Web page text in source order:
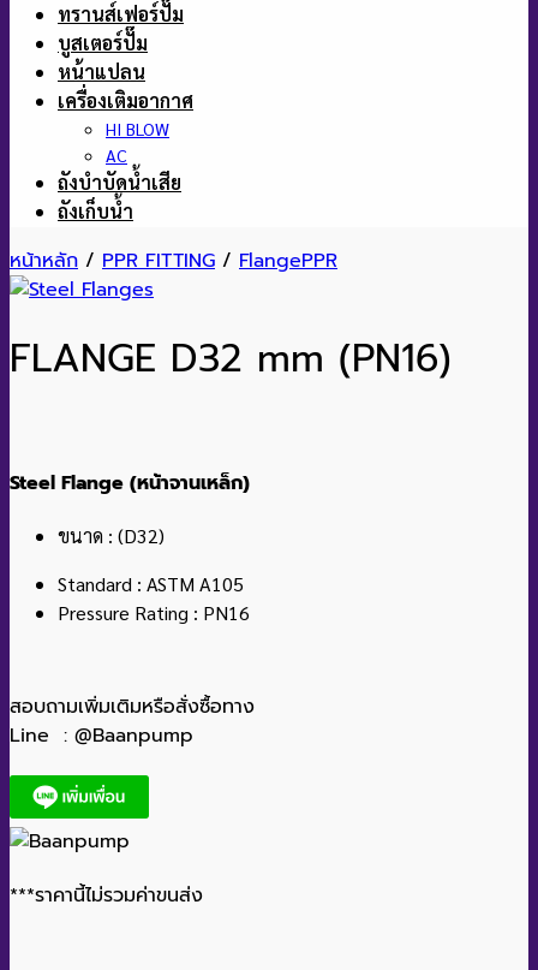
ทรานส์เฟอร์ปั๊ม
บูสเตอร์ปั๊ม
หน้าแปลน
เครื่องเติมอากาศ
HI BLOW
AC
ถังบำบัดน้ำเสีย
ถังเก็บน้ำ
หน้าหลัก / PPR FITTING / FlangePPR
FLANGE D32 mm (PN16)
Steel Flange (หน้าจานเหล็ก)
ขนาด : (D32)
Standard : ASTM A105
Pressure Rating : PN16
สอบถามเพิ่มเติมหรือสั่งซื้อทาง
Line : @Baanpump
***ราคานี้ไม่รวมค่าขนส่ง